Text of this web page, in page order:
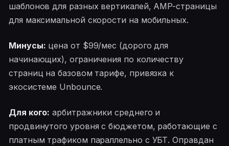
шаблонов для разных вертикалей, AMP-страницы
для максимальной скорости на мобильных.
Минусы: цена от $99/мес (дорого для
начинающих), ограничения по количеству
страниц на базовом тарифе, привязка к
экосистеме Unbounce.
Для кого: арбитражники среднего и
продвинутого уровня с бюджетом, работающие с
платным трафиком параллельно с УБТ. Оправдан